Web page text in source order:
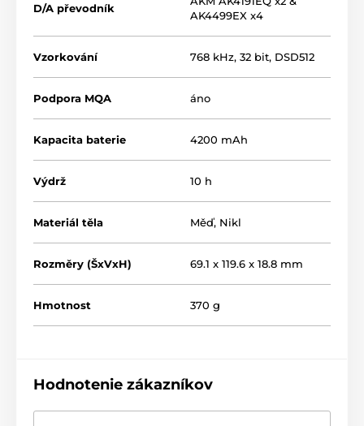
D/A převodník
AK4499EX x4
Vzorkování 768 kHz, 32 bit, DSD512
Podpora MQA áno
Kapacita baterie 4200 mAh
Výdrž 10 h
Materiál těla Měď, Nikl
Rozměry (ŠxVxH) 69.1 x 119.6 x 18.8 mm
Hmotnost 370 g
Hodnotenie zákazníkov